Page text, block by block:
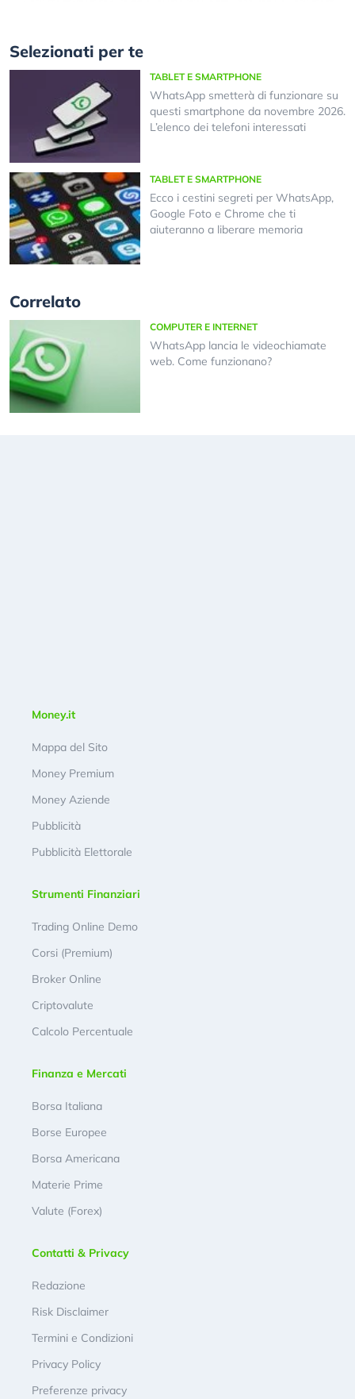
Selezionati per te
TABLET E SMARTPHONE
WhatsApp smetterà di funzionare su
questi smartphone da novembre 2026.
L’elenco dei telefoni interessati
TABLET E SMARTPHONE
Ecco i cestini segreti per WhatsApp,
Google Foto e Chrome che ti
aiuteranno a liberare memoria
Correlato
COMPUTER E INTERNET
WhatsApp lancia le videochiamate
web. Come funzionano?
Money.it
Mappa del Sito
Money Premium
Money Aziende
Pubblicità
Pubblicità Elettorale
Strumenti Finanziari
Trading Online Demo
Corsi (Premium)
Broker Online
Criptovalute
Calcolo Percentuale
Finanza e Mercati
Borsa Italiana
Borse Europee
Borsa Americana
Materie Prime
Valute (Forex)
Contatti & Privacy
Redazione
Risk Disclaimer
Termini e Condizioni
Privacy Policy
Preferenze privacy